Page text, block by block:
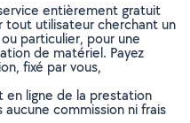
entièrement gratuit
tout utilisateur cherchant un
particulier, pour une
de matériel. Payez
fixé par vous,
en ligne de la prestation
commission ni frais